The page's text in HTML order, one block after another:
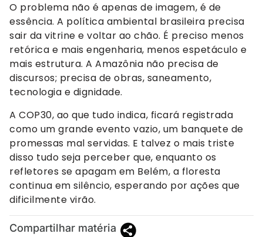
O problema não é apenas de imagem, é de
essência. A política ambiental brasileira precisa
sair da vitrine e voltar ao chão. É preciso menos
retórica e mais engenharia, menos espetáculo e
mais estrutura. A Amazônia não precisa de
discursos; precisa de obras, saneamento,
tecnologia e dignidade.
A COP30, ao que tudo indica, ficará registrada
como um grande evento vazio, um banquete de
promessas mal servidas. E talvez o mais triste
disso tudo seja perceber que, enquanto os
refletores se apagam em Belém, a floresta
continua em silêncio, esperando por ações que
dificilmente virão.
Compartilhar matéria